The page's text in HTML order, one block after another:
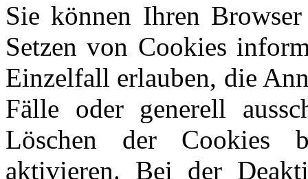
Sie können Ihren
Setzen von Cookies
Einzelfall erlauben, die
Fälle oder generell
Löschen der Cookies
aktivieren. Bei der